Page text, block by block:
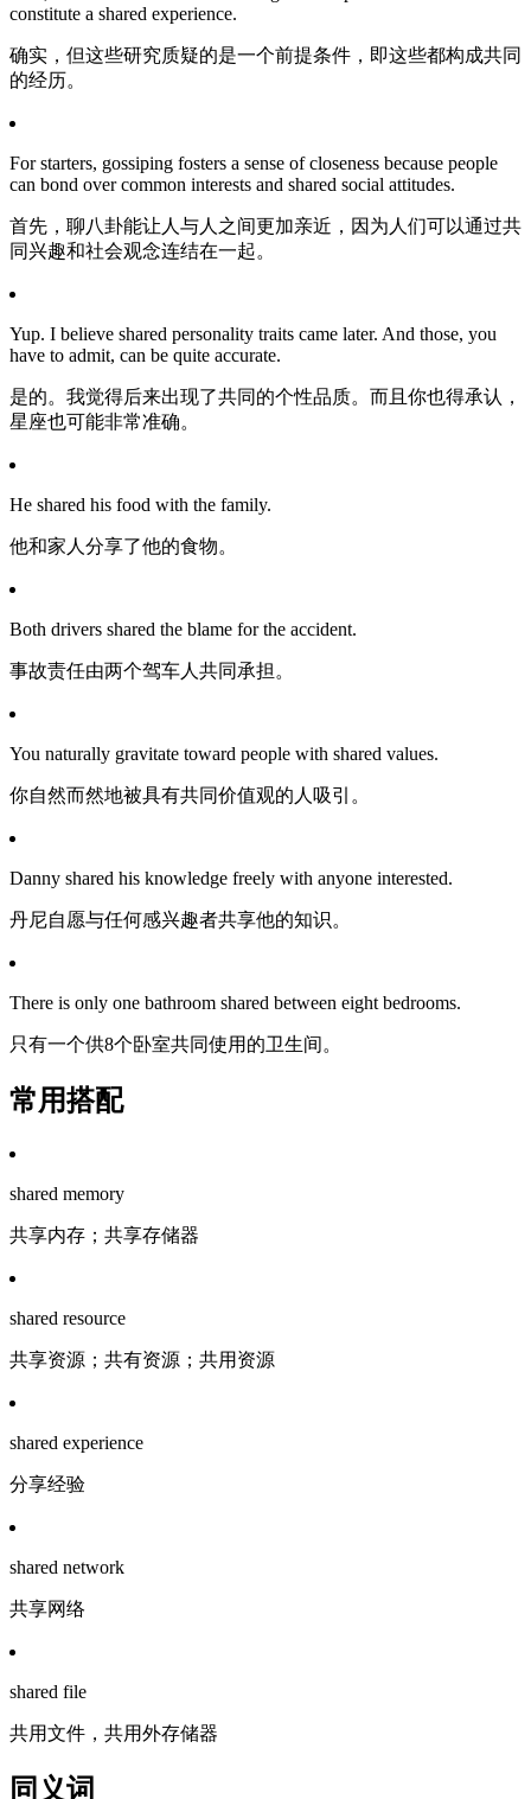
constitute a shared experience.
确实，但这些研究质疑的是一个前提条件，即这些都构成共同
的经历。
For starters, gossiping fosters a sense of closeness because people
can bond over common interests and shared social attitudes.
首先，聊八卦能让人与人之间更加亲近，因为人们可以通过共
同兴趣和社会观念连结在一起。
Yup. I believe shared personality traits came later. And those, you
have to admit, can be quite accurate.
是的。我觉得后来出现了共同的个性品质。而且你也得承认，
星座也可能非常准确。
He shared his food with the family.
他和家人分享了他的食物。
Both drivers shared the blame for the accident.
事故责任由两个驾车人共同承担。
You naturally gravitate toward people with shared values.
你自然而然地被具有共同价值观的人吸引。
Danny shared his knowledge freely with anyone interested.
丹尼自愿与任何感兴趣者共享他的知识。
There is only one bathroom shared between eight bedrooms.
只有一个供8个卧室共同使用的卫生间。
常用搭配
shared memory
共享内存；共享存储器
shared resource
共享资源；共有资源；共用资源
shared experience
分享经验
shared network
共享网络
shared file
共用文件，共用外存储器
同义词